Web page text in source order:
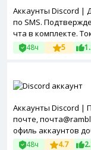
Аккаунты Discord |
по SMS.
чта в комплекте.
p.
48ч 5
Аккаунты Discord |
почте,
офиль аккаунтов
nited Kingdom ip.
48ч 4.7